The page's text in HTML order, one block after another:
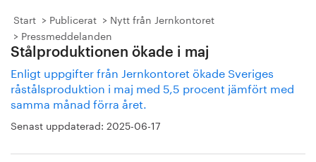
Start Publicerat
Nytt från Jernkontoret
Pressmeddelanden
Stålproduktionen ökade i maj
Enligt uppgifter från Jernkontoret ökade Sveriges
råstålsproduktion i maj med 5,5 procent jämfört med
samma månad förra året.
Senast uppdaterad: 2025-06-17